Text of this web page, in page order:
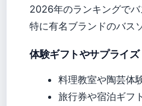
2026年のランキングで
特に有名ブランドのバス
体験ギフトやサプライズ
料理教室や陶芸体
旅行券や宿泊ギフ